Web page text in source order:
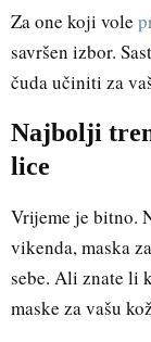
Za one koji vole
savršen izbor.
čuda učiniti za
Najbolji
lice
Vrijeme je bitno.
vikenda, maska
sebe. Ali znate li
maske za vašu